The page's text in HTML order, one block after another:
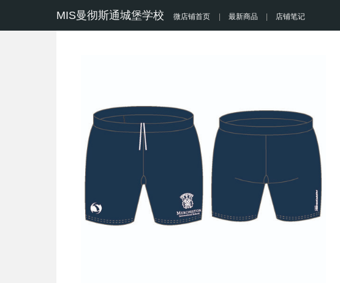
MIS曼彻斯通城堡学校 微店铺首页 最新商品 店铺笔记